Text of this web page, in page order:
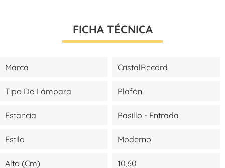
FICHA TÉCNICA
Marca CristalRecord
Tipo De Lámpara Plafón
Estancia Pasillo - Entrada
Estilo Moderno
Alto (cm) 10,60